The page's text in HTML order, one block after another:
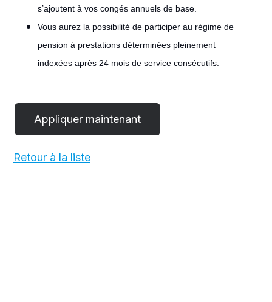
s’ajoutent à vos congés annuels de base.
Vous aurez la possibilité de participer au régime de
pension à prestations déterminées pleinement
indexées après 24 mois de service consécutifs.
Retour à la liste